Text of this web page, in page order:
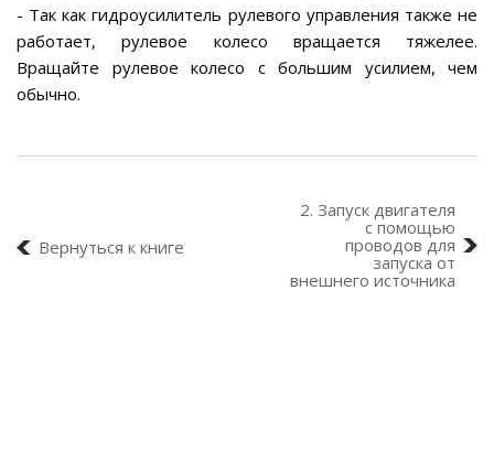
- Так как гидроусилитель рулевого управления также не
работает, рулевое колесо вращается тяжелее.
Вращайте рулевое колесо с большим усилием, чем
обычно.
Вернуться к книге
2. Запуск двигателя
с помощью
проводов для
запуска от
внешнего источника